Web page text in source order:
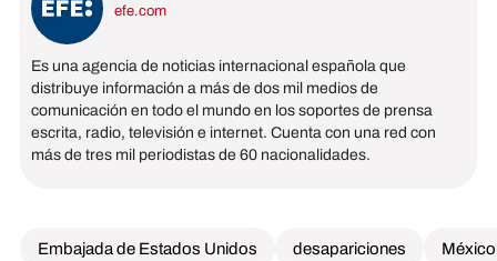
efe.com
Es una agencia de noticias internacional española que
distribuye información a más de dos mil medios de
comunicación en todo el mundo en los soportes de prensa
escrita, radio, televisión e internet. Cuenta con una red con
más de tres mil periodistas de 60 nacionalidades.
Embajada de Estados Unidos desapariciones México